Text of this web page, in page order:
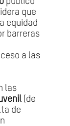
que
equidad
barreras
a las
las
(de
de